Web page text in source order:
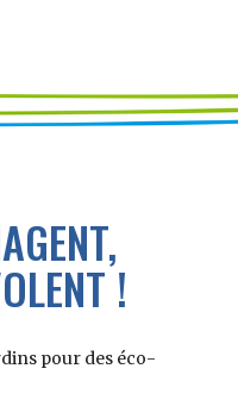
!
pour des éco-